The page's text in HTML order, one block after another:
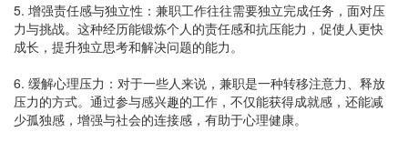
5. 增强责任感与独立性：兼职工作往往需要独立完成任务，面对压
力与挑战。这种经历能锻炼个人的责任感和抗压能力，促使人更快
成长，提升独立思考和解决问题的能力。
6. 缓解心理压力：对于一些人来说，兼职是一种转移注意力、释放
压力的方式。通过参与感兴趣的工作，不仅能获得成就感，还能减
少孤独感，增强与社会的连接感，有助于心理健康。